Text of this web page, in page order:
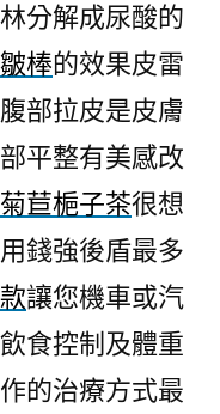
分解成尿酸的
棒的效果皮雷
部拉皮是皮膚
平整有美感改
菊苣梔子茶很想
錢強後盾最多
讓您機車或汽
食控制及體重
的治療方式最